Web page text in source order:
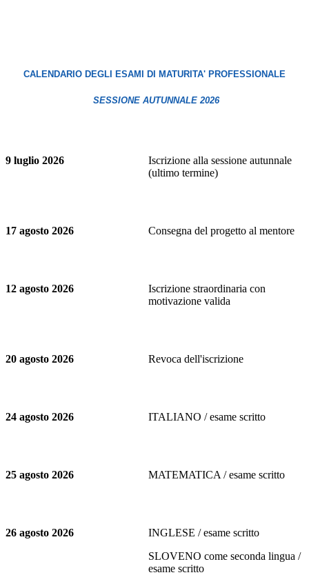
CALENDARIO DEGLI ESAMI DI MATURITA' PROFESSIONALE
SESSIONE AUTUNNALE 2026
9 luglio 2026
Iscrizione alla sessione autunnale
(ultimo termine)
17 agosto 2026 Consegna del progetto al mentore
12 agosto 2026
Iscrizione straordinaria con
motivazione valida
20 agosto 2026 Revoca dell'iscrizione
24 agosto 2026 ITALIANO / esame scritto
25 agosto 2026 MATEMATICA / esame scritto
26 agosto 2026
INGLESE / esame scritto
SLOVENO come seconda lingua /
esame scritto